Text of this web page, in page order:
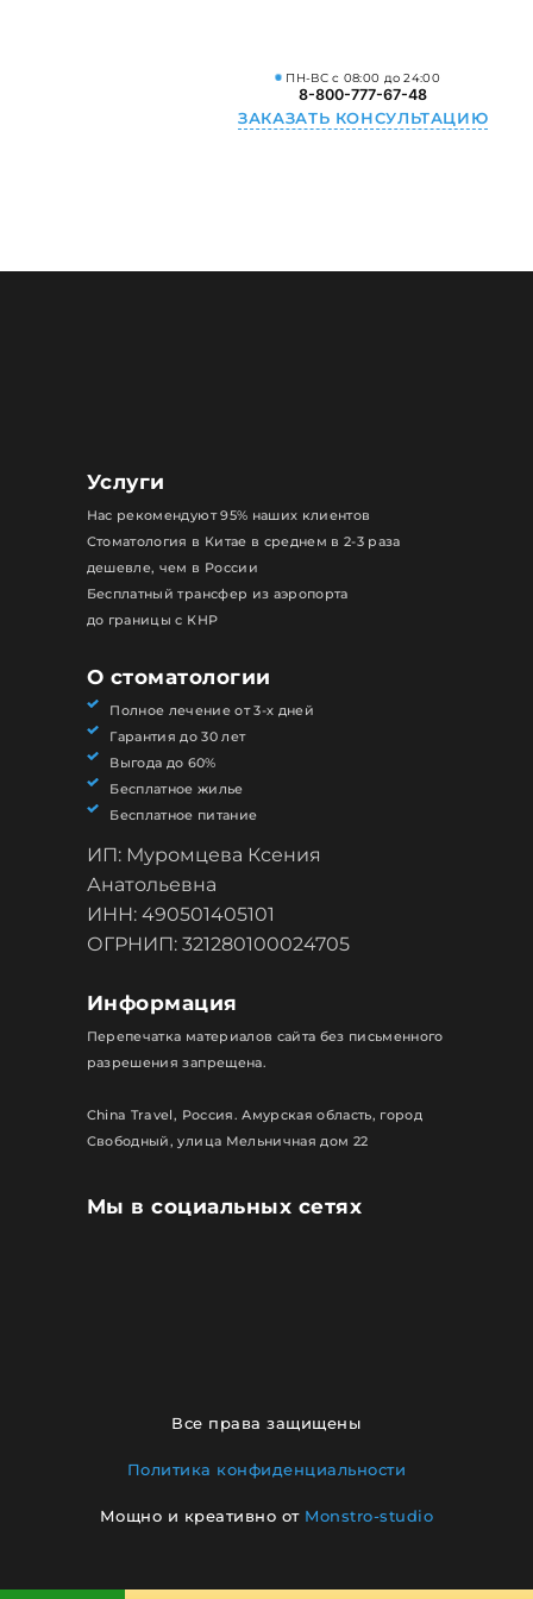
ПН-ВС с 08:00 до 24:00
8-800-777-67-48
ЗАКАЗАТЬ КОНСУЛЬТАЦИЮ
Мы в социальных сетях
Услуги
Нас рекомендуют 95% наших клиентов
Стоматология в Китае в среднем в 2-3 раза
дешевле, чем в России
Бесплатный трансфер из аэропорта
до границы с КНР
О стоматологии
Полное лечение от 3-х дней
Гарантия до 30 лет
Выгода до 60%
Бесплатное жилье
Бесплатное питание
ИП: Муромцева Ксения
Анатольевна
ИНН: 490501405101
ОГРНИП: 321280100024705
Информация
Перепечатка материалов сайта без письменного
разрешения запрещена.
China Travel, Россия. Амурская область, город
Свободный, улица Мельничная дом 22
Все права защищены
Политика конфиденциальности
Мощно и креативно от Monstro-studio